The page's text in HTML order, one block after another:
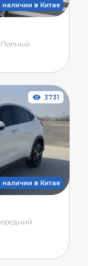
наличии в Китае
Полный
наличии в Китае
3731